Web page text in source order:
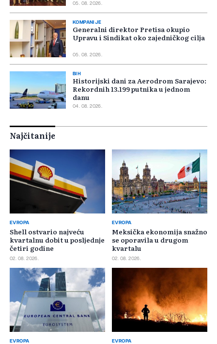
05. 08. 2026.
KOMPANIJE
Generalni direktor Pretisa okupio
Upravu i Sindikat oko zajedničkog cilja
05. 08. 2026.
BIH
Historijski dani za Aerodrom Sarajevo:
Rekordnih 13.199 putnika u jednom
danu
04. 08. 2026.
Najčitanije
EVROPA
Shell ostvario najveću
kvartalnu dobit u posljednje
četiri godine
02. 08. 2026.
EVROPA
Meksička ekonomija snažno
se oporavila u drugom
kvartalu
02. 08. 2026.
EVROPA EVROPA